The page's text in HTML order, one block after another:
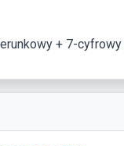
+ 7-